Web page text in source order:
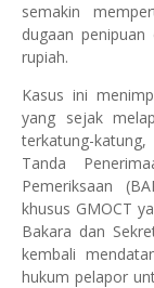
semakin
dugaan
rupiah.
Kasus ini
yang sejak
terkatung-
Tanda
Pemeriksaan
khusus GMOCT
Bakara dan
kembali
hukum pelapor